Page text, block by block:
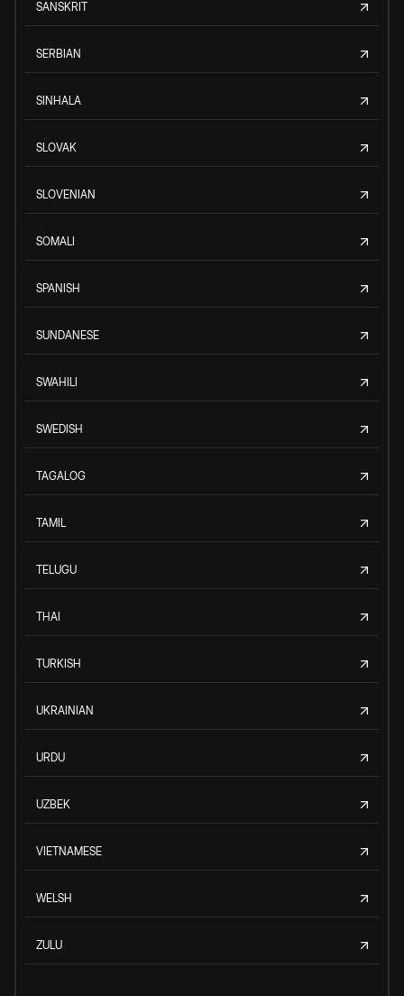
SANSKRIT
SERBIAN
SINHALA
SLOVAK
SLOVENIAN
SOMALI
SPANISH
SUNDANESE
SWAHILI
SWEDISH
TAGALOG
TAMIL
TELUGU
THAI
TURKISH
UKRAINIAN
URDU
UZBEK
VIETNAMESE
WELSH
ZULU